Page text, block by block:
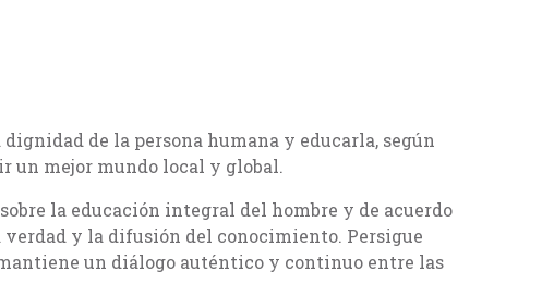
de la persona humana y educarla, según
un mejor mundo local y global.
la educación integral del hombre y de acuerdo
y la difusión del conocimiento. Persigue
un diálogo auténtico y continuo entre las